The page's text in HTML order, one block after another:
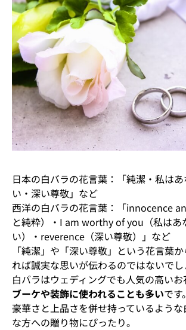
日本の白バラの花言葉：「純潔・私は
い・深い尊敬」など
西洋の白バラの花言葉：「innocence
と純粋）・I am worthy of you（私はあ
い）・reverence（深い尊敬）」など
「純潔」や「深い尊敬」という花言葉
れば誠実な思いが伝わるのではないでし
白バラはウェディングでも人気の高いお
ブーケや装飾に使われることも多いです。
豪華さと上品さを併せ持っているよう
な方への贈り物にぴったり。